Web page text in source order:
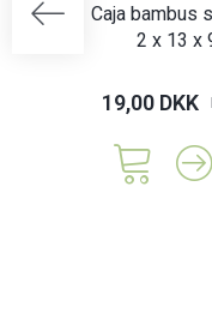
Caja bambus
2 x 13 x
19,00 DKK